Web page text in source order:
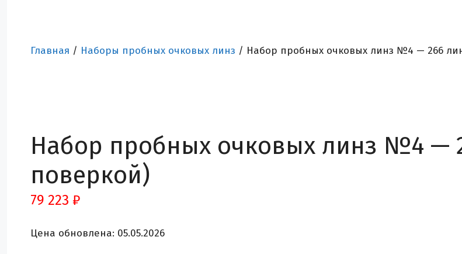
Главная / Наборы пробных очковых линз / Набор пробных очковых линз №4 — 266
Набор пробных очковых линз №4 —
поверкой)
79 223 ₽
Цена обновлена: 05.05.2026